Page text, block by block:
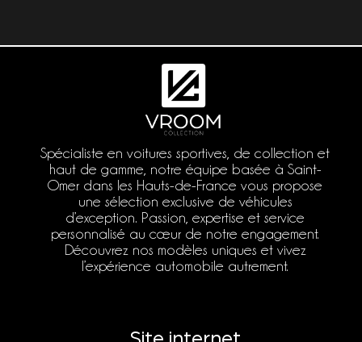
Spécialiste en voitures sportives, de collection et
haut de gamme, notre équipe basée à Saint-
Omer dans les Hauts-de-France vous propose
une sélection exclusive de véhicules
d’exception. Passion, expertise et service
personnalisé au cœur de notre engagement.
Découvrez nos modèles uniques et vivez
l’expérience automobile autrement.